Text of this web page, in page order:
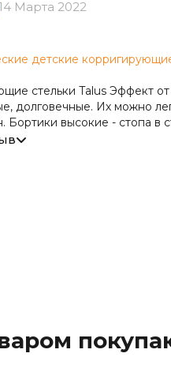
Марта 2022
детские
стельки Talus Эффект
долговечные. Их можно
Бортики высокие - стопа в
деформации детской